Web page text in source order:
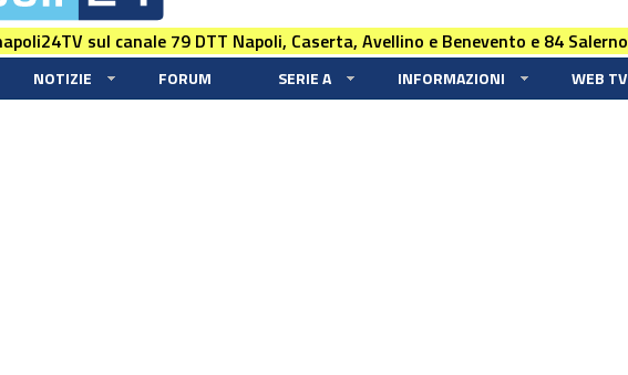
sul canale 79 DTT Napoli, Caserta, Avellino e Benevento e 84 Salerno
NOTIZIE FORUM SERIE A INFORMAZIONI WEB TV